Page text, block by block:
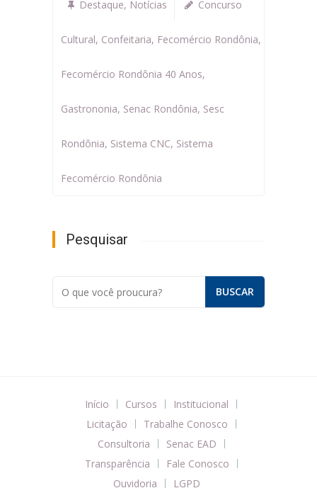
Destaque, Notícias Concurso
Cultural, Confeitaria, Fecomércio Rondônia,
Fecomércio Rondônia 40 Anos,
Gastrononia, Senac Rondônia, Sesc
Rondônia, Sistema CNC, Sistema
Fecomércio Rondônia
Pesquisar
Início Cursos
Institucional
Licitação
Trabalhe Conosco
Consultoria
Senac EAD
Transparência
Fale Conosco
Ouvidoria
LGPD